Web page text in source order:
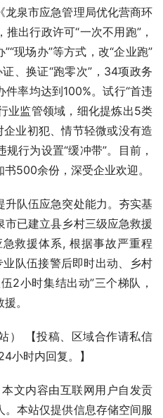
泉市应急管理局优化营商环
出行政许可“一次不用跑”，
现场办”等方式，改“企业跑”
、换证“跑零次”，34项政务
率均达到100%。试行“首违
业监管领域，细化提炼出5类
企业初犯、情节轻微或没有造
行为设置“缓冲带”。目前，
500余份，深受企业欢迎。
队伍应急突处能力。夯实基
市已建立县乡村三级应急救援
救援体系, 根据事故严重程
队伍接警后即时出动、乡村
2小时集结出动”三个梯队，
。
） 【投稿、区域合作请私信
小时内回复。】
文内容由互联网用户自发贡
本站仅提供信息存储空间服